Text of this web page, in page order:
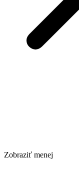
Zobraziť menej